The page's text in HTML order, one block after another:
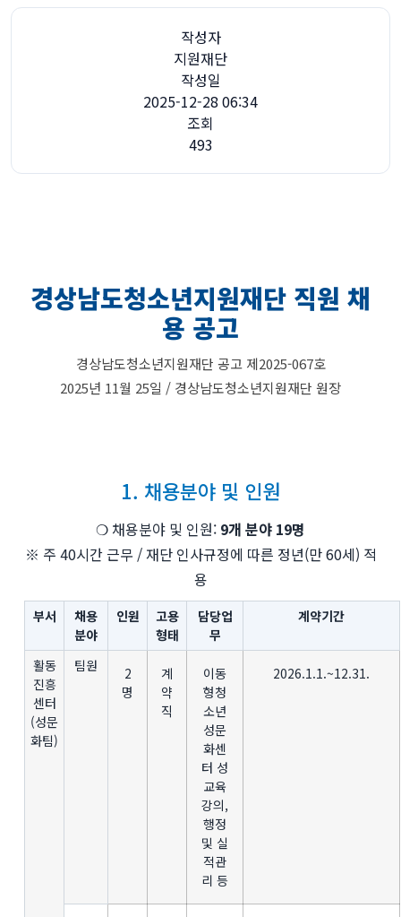
작성자
지원재단
작성일
2025-12-28 06:34
조회
493
경상남도청소년지원재단 직원 채
용 공고
경상남도청소년지원재단 공고 제2025-067호
2025년 11월 25일 / 경상남도청소년지원재단 원장
1. 채용분야 및 인원
❍ 채용분야 및 인원: 9개 분야 19명
※ 주 40시간 근무 / 재단 인사규정에 따른 정년(만 60세) 적
용
부서
채용
분야
인원
고용
형태
담당업
무
계약기간
활동
진흥
센터
(성문
화팀)
팀원
2
명
계
약
직
이동
형청
소년
성문
화센
터 성
교육
강의,
행정
및 실
적관
리 등
2026.1.1.~12.31.